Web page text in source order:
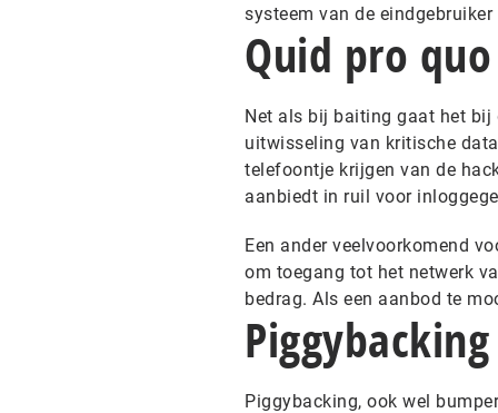
systeem van de
Quid pro quo
Net als bij baiting gaat het bij
uitwisseling van kritische
telefoontje krijgen van de
aanbiedt in ruil voor
Een ander veelvoorkomend
om toegang tot het netwerk
bedrag. Als een aanbod te
Piggybacking
Piggybacking, ook wel